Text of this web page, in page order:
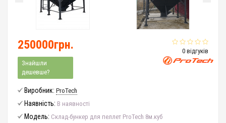
0 відгуків
250000грн.
Знайшли
дешевше?
Виробник: ProTech
Наявність: В наявності
Модель: Склад-бункер для пеллет ProTech 8м.куб